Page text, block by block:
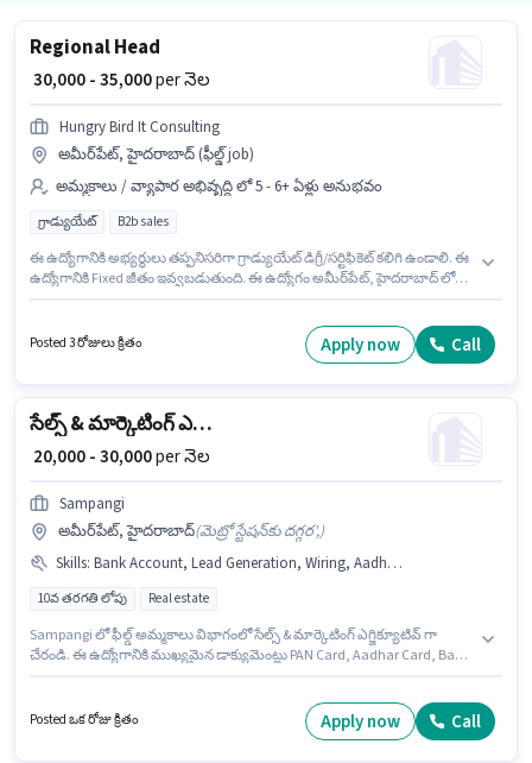
Regional Head
₹ 30,000 - 35,000per నెల
Hungry Bird It Consulting
అమీర్‌పేట్, హైదరాబాద్ (ఫీల్డ్ job)
అమ్మకాలు / వ్యాపార అభివృద్ధి లో 5 - 6+ ఏళ్లు అనుభవం
గ్రాడ్యుయేట్ B2b sales
ఈ ఉద్యోగానికి అభ్యర్థులు తప్పనిసరిగా గ్రాడ్యుయేట్ డిగ్రీ/సర్టిఫికెట్ కలిగి ఉండాలి. ఈ
ఉద్యోగానికి Fixed జీతం ఇవ్వబడుతుంది. ఈ ఉద్యోగం అమీర్‌పేట్, హైదరాబాద్ లో
కోసం, నెల జీతం ₹35000 ఉంటుంది. Hungry Bird It Consulting లో అమ్మకాలు /
వ్యాపార అభివృద్ధి విభాగంలో Regional Head గా చేరండి.
Posted 3 రోజులు క్రితం Apply now Call
సేల్స్ & మార్కెటింగ్ ఎగ్జిక్యూటివ్
₹ 20,000 - 30,000per నెల
Sampangi
అమీర్‌పేట్, హైదరాబాద్(మెట్రో స్టేషన్‌కు దగ్గర',)
Skills: Bank Account, Lead Generation, Wiring, Aadhar Card, PAN Card, Product Demo
10వ తరగతి లోపు Real estate
Sampangi లో ఫీల్డ్ అమ్మకాలు విభాగంలో సేల్స్ & మార్కెటింగ్ ఎగ్జిక్యూటివ్ గా
చేరండి. ఈ ఉద్యోగానికి ముఖ్యమైన డాక్యుమెంట్లు PAN Card, Aadhar Card, Bank
లోపు అర్హత ఉన్న అభ్యర్థులు ఈ ఉద్యోగానికి అప్లై చేసుకోవచ్చు. అదనపు Meal లు
ఉద్యోగ స్థాయి మరియు కంపెనీ పాలసీలపై ఆధారపడి ఇప్పించబడతాయి.
Posted ఒక రోజు క్రితం Apply now Call